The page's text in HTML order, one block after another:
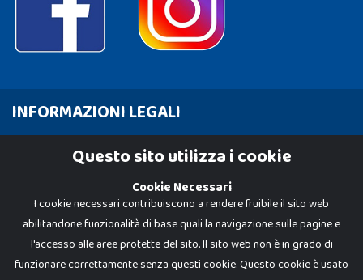
INFORMAZIONI LEGALI
Cookie PolicyQuesto sito utilizza i cookie
Cookie Necessari
I cookie necessari contribuiscono a rendere fruibile il sito web
abilitandone funzionalità di base quali la navigazione sulle pagine e
l'accesso alle aree protette del sito. Il sito web non è in grado di
funzionare correttamente senza questi cookie. Questo cookie è usato